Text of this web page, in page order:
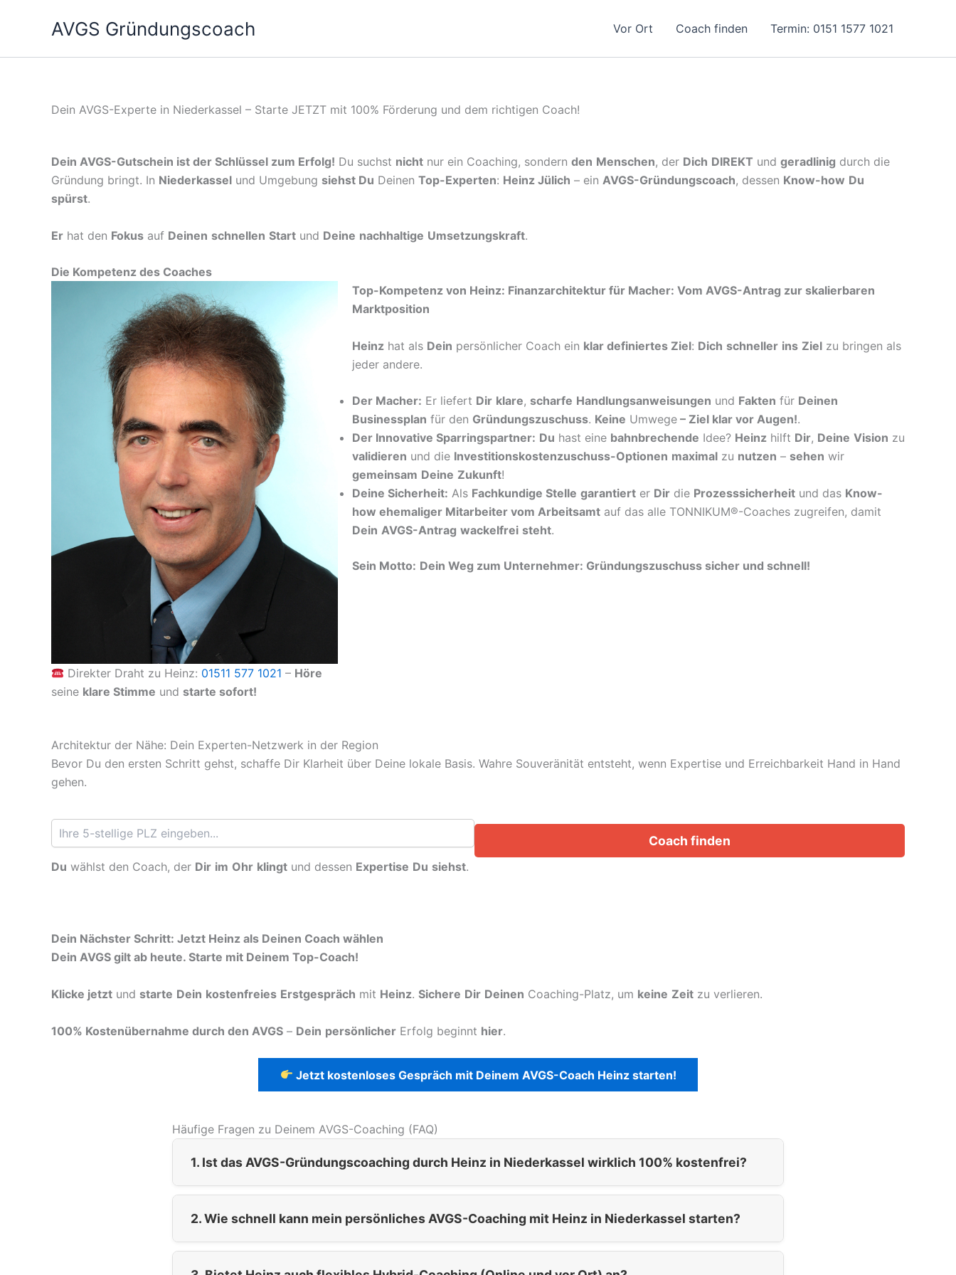
AVGS Gründungscoach Vor Ort Coach finden Termin: 0151 1577 1021
Dein AVGS-Experte in Niederkassel – Starte JETZT mit 100% Förderung und dem richtigen Coach!
Dein AVGS-Gutschein ist der Schlüssel zum Erfolg! Du suchst nicht nur ein Coaching, sondern den Menschen, der Dich DIREKT und geradlinig durch die
Gründung bringt. In Niederkassel und Umgebung siehst Du Deinen Top-Experten: Heinz Jülich – ein AVGS-Gründungscoach, dessen Know-how Du
spürst.
Er hat den Fokus auf Deinen schnellen Start und Deine nachhaltige Umsetzungskraft.
Die Kompetenz des Coaches
Direkter Draht zu Heinz: 01511 577 1021– Höre
seine klare Stimme und starte sofort!
Top-Kompetenz von Heinz: Finanzarchitektur für Macher: Vom AVGS-Antrag zur skalierbaren
Marktposition
Heinz hat als Dein persönlicher Coach ein klar definiertes Ziel: Dich schneller ins Ziel zu bringen als
jeder andere.
Der Macher: Er liefert Dir klare, scharfe Handlungsanweisungen und Fakten für Deinen
Businessplan für den Gründungszuschuss. Keine Umwege – Ziel klar vor Augen!.
Der Innovative Sparringspartner: Du hast eine bahnbrechende Idee? Heinz hilft Dir, Deine Vision zu
validieren und die Investitionskostenzuschuss-Optionen maximal zu nutzen – sehen wir
gemeinsam Deine Zukunft!
Deine Sicherheit: Als Fachkundige Stelle garantiert er Dir die Prozesssicherheit und das Know-
how ehemaliger Mitarbeiter vom Arbeitsamt auf das alle TONNIKUM®-Coaches zugreifen, damit
Dein AVGS-Antrag wackelfrei steht.
Sein Motto: Dein Weg zum Unternehmer: Gründungszuschuss sicher und schnell!
Architektur der Nähe: Dein Experten-Netzwerk in der Region
Bevor Du den ersten Schritt gehst, schaffe Dir Klarheit über Deine lokale Basis. Wahre Souveränität entsteht, wenn Expertise und Erreichbarkeit Hand in Hand
gehen.
Coach finden
Du wählst den Coach, der Dir im Ohr klingt und dessen Expertise Du siehst.
Dein Nächster Schritt: Jetzt Heinz als Deinen Coach wählen
Dein AVGS gilt ab heute. Starte mit Deinem Top-Coach!
Klicke jetzt und starte Dein kostenfreies Erstgespräch mit Heinz. Sichere Dir Deinen Coaching-Platz, um keine Zeit zu verlieren.
100% Kostenübernahme durch den AVGS – Dein persönlicher Erfolg beginnt hier.
Jetzt kostenloses Gespräch mit Deinem AVGS-Coach Heinz starten!
Häufige Fragen zu Deinem AVGS-Coaching (FAQ)
1. Ist das AVGS-Gründungscoaching durch Heinz in Niederkassel wirklich 100% kostenfrei?
2. Wie schnell kann mein persönliches AVGS-Coaching mit Heinz in Niederkassel starten?